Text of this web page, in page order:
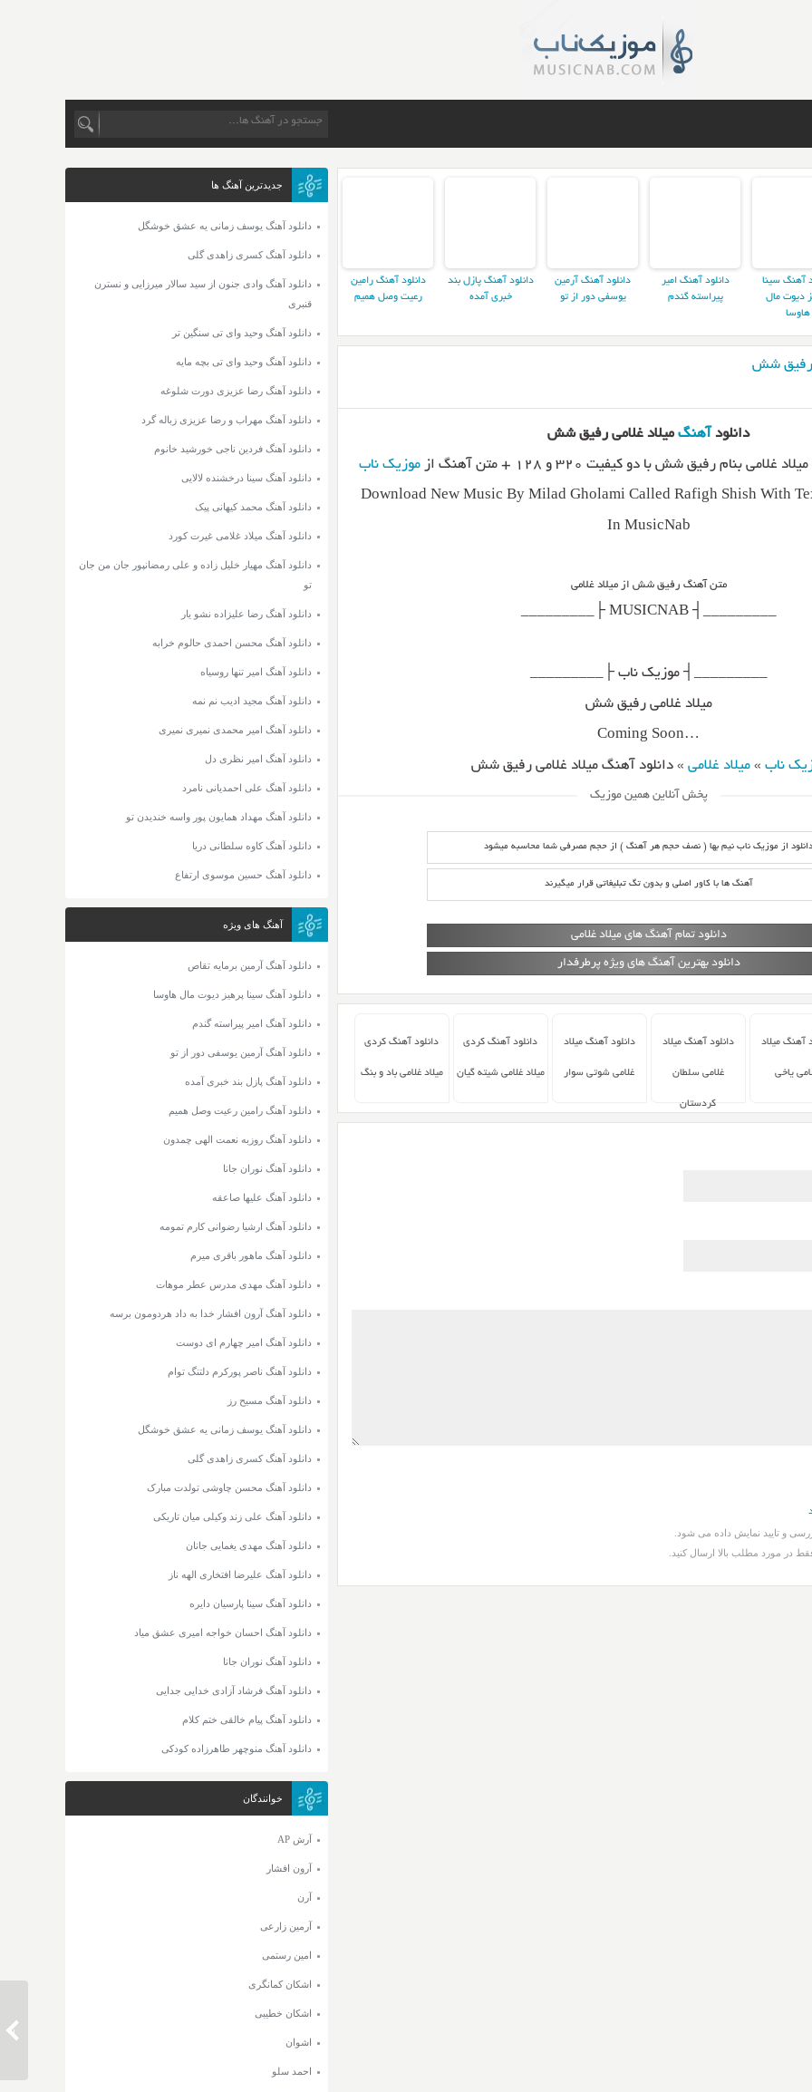
آهنگ سینا
دیوت مال
هاوسا
دانلود آهنگ امیر
پیراسته گندم
دانلود آهنگ آرمین
یوسفی دور از تو
دانلود آهنگ پازل بند
خبری آمده
دانلود آهنگ رامین
رعیت وصل همیم
رفیق شش
دانلود آهنگمیلاد غلامی رفیق شش
بنام رفیق شش با دو کیفیت ۳۲۰ و ۱۲۸ + متن آهنگ از
موزیک ناب
Download New Music By Milad Gholami Called Rafigh Shish With
In MusicNab
متن آهنگ رفیق شش از میلاد غلامی
_________┤ MUSICNAB ├_________
_________┤ موزیک ناب ├_________
میلاد غلامی رفیق شش
…Coming Soon
ناب »میلاد غلامی »دانلود آهنگ میلاد غلامی رفیق شش
پخش آنلاین همین موزیک
دانلود از موزیک ناب نیم بها ( نصف حجم هر آهنگ ) از حجم مصرفی شما محاسبه میشود
آهنگ ها با کاور اصلی و بدون تگ تبلیغاتی قرار میگیرند
دانلود تمام آهنگ های میلاد غلامی
دانلود بهترین آهنگ های ویژه پرطرفدار
آهنگ میلاد
یاخی
دانلود آهنگ میلاد
غلامی سلطان
کردستان
دانلود آهنگ میلاد
غلامی شوتی سوار
دانلود آهنگ کردی
میلاد غلامی شیته گیان
دانلود آهنگ کردی
میلاد غلامی باد و بنگ
و تایید نمایش داده می شود.
در مورد مطلب بالا ارسال کنید.
جدیدترین آهنگ ها
دانلود آهنگ یوسف زمانی یه عشق خوشگل
دانلود آهنگ کسری زاهدی گلی
دانلود آهنگ وادی جنون از سید سالار میرزایی و نسترن
قنبری
دانلود آهنگ وحید وای تی سنگین تر
دانلود آهنگ وحید وای تی بچه مایه
دانلود آهنگ رضا عزیزی دورت شلوغه
دانلود آهنگ مهراب و رضا عزیزی زباله گرد
دانلود آهنگ فردین ناجی خورشید خانوم
دانلود آهنگ سینا درخشنده لالایی
دانلود آهنگ محمد کیهانی پیک
دانلود آهنگ میلاد غلامی غیرت کورد
دانلود آهنگ مهیار خلیل زاده و علی رمضانپور جان من جان
تو
دانلود آهنگ رضا علیزاده نشو یار
دانلود آهنگ محسن احمدی حالوم خرابه
دانلود آهنگ امیر تنها روسیاه
دانلود آهنگ مجید ادیب نم نمه
دانلود آهنگ امیر محمدی نمیری نمیری
دانلود آهنگ امیر نظری دل
دانلود آهنگ علی احمدیانی نامرد
دانلود آهنگ مهداد همایون پور واسه خندیدن تو
دانلود آهنگ کاوه سلطانی دریا
دانلود آهنگ حسین موسوی ارتفاع
آهنگ های ویژه
دانلود آهنگ آرمین برمایه تقاص
دانلود آهنگ سینا پرهیز دیوت مال هاوسا
دانلود آهنگ امیر پیراسته گندم
دانلود آهنگ آرمین یوسفی دور از تو
دانلود آهنگ پازل بند خبری آمده
دانلود آهنگ رامین رعیت وصل همیم
دانلود آهنگ روزبه نعمت الهی چمدون
دانلود آهنگ نوران جانا
دانلود آهنگ علیها صاعقه
دانلود آهنگ ارشیا رضوانی کارم تمومه
دانلود آهنگ ماهور باقری میرم
دانلود آهنگ مهدی مدرس عطر موهات
دانلود آهنگ آرون افشار خدا به داد هردومون برسه
دانلود آهنگ امیر چهارم ای دوست
دانلود آهنگ ناصر پورکرم دلتنگ توام
دانلود آهنگ مسیح رز
دانلود آهنگ یوسف زمانی یه عشق خوشگل
دانلود آهنگ کسری زاهدی گلی
دانلود آهنگ محسن چاوشی تولدت مبارک
دانلود آهنگ علی زند وکیلی میان تاریکی
دانلود آهنگ مهدی یغمایی جانان
دانلود آهنگ علیرضا افتخاری الهه ناز
دانلود آهنگ سینا پارسیان دایره
دانلود آهنگ احسان خواجه امیری عشق میاد
دانلود آهنگ نوران جانا
دانلود آهنگ فرشاد آزادی خدایی جدایی
دانلود آهنگ پیام خالقی ختم کلام
دانلود آهنگ منوچهر طاهرزاده کودکی
خوانندگان
آرش AP
آرون افشار
آرن
آرمین زارعی
امین رستمی
اشکان کمانگری
اشکان خطیبی
اشوان
احمد سلو